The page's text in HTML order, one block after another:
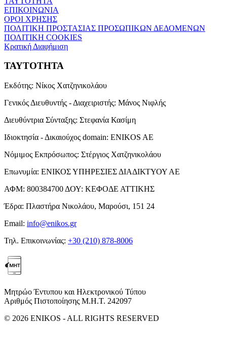
ΕΠΙΚΟΙΝΩΝΙΑ
ΟΡΟΙ ΧΡΗΣΗΣ
ΠΟΛΙΤΙΚΗ ΠΡΟΣΤΑΣΙΑΣ ΠΡΟΣΩΠΙΚΩΝ ΔΕΔΟΜΕΝΩΝ
ΠΟΛΙΤΙΚΗ COOKIES
Κρατική Διαφήμιση
ΤΑΥΤΟΤΗΤΑ
Εκδότης: Νίκος Χατζηνικολάου
Γενικός Διευθυντής - Διαχειριστής: Μάνος Νιφλής
Διευθύντρια Σύνταξης: Στεφανία Κασίμη
Ιδιοκτησία - Δικαιούχος domain: ENIKOS AE
Νόμιμος Εκπρόσωπος: Στέργιος Χατζηνικολάου
Επωνυμία: ΕΝΙΚΟΣ ΥΠΗΡΕΣΙΕΣ ΔΙΑΔΙΚΤΥΟΥ ΑΕ
ΑΦΜ: 800384700 ΔΟΥ: ΚΕΦΟΔΕ ΑΤΤΙΚΗΣ
Έδρα: Πλαστήρα Νικολάου, Μαρούσι, 151 24
Email: info@enikos.gr
Τηλ. Επικοινωνίας: +30 (210) 878-8006
Μητρώο Έντυπου και Ηλεκτρονικού Τύπου
Αριθμός Πιστοποίησης Μ.Η.Τ. 242097
© 2026 ENIKOS - ALL RIGHTS RESERVED